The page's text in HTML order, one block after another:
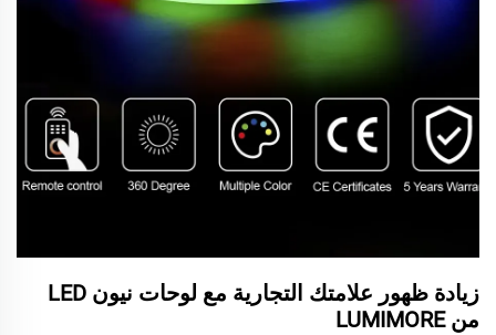
زيادة ظهور علامتك التجارية مع لوحات نيون LED
من LUMIMORE